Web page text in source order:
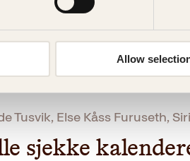
Allow
Tusvik, Else Kåss Furuseth,
sjekke